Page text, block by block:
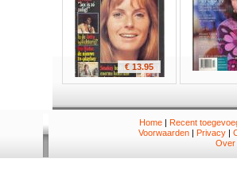
€ 13.95
Home| Recent
Voorwaarden | Privacy |
Over